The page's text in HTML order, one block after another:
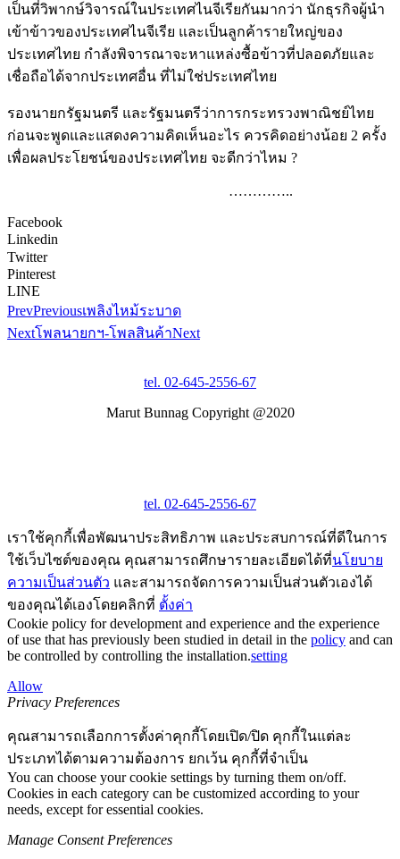
เป็นที่วิพากษ์วิจารณ์ในประเทศไนจีเรียกันมากว่า นักธุรกิจผู้นำ
เข้าข้าวของประเทศไนจีเรีย และเป็นลูกค้ารายใหญ่ของ
ประเทศไทย กำลังพิจารณาจะหาแหล่งซื้อข้าวที่ปลอดภัยและ
เชื่อถือได้จากประเทศอื่น ที่ไม่ใช่ประเทศไทย
รองนายกรัฐมนตรี และรัฐมนตรีว่าการกระทรวงพาณิชย์ไทย
ก่อนจะพูดและแสดงความคิดเห็นอะไร ควรคิดอย่างน้อย 2 ครั้ง
เพื่อผลประโยชน์ของประเทศไทย จะดีกว่าไหม ?
…………..
Facebook
Linkedin
Twitter
Pinterest
LINE
PrevPreviousเพลิงไหม้ระบาด
Nextโพลนายกฯ-โพลสินค้าNext
tel. 02-645-2556-67
Marut Bunnag Copyright @2020
tel. 02-645-2556-67
เราใช้คุกกี้เพื่อพัฒนาประสิทธิภาพ และประสบการณ์ที่ดีในการ
ใช้เว็บไซต์ของคุณ คุณสามารถศึกษารายละเอียดได้ที่นโยบาย
ความเป็นส่วนตัว และสามารถจัดการความเป็นส่วนตัวเองได้
ของคุณได้เองโดยคลิกที่ ตั้งค่า
Cookie policy for development and experience and the experience
of use that has previously been studied in detail in the policy and can
be controlled by controlling the installation.setting
Allow
Privacy Preferences
คุณสามารถเลือกการตั้งค่าคุกกี้โดยเปิด/ปิด คุกกี้ในแต่ละ
ประเภทได้ตามความต้องการ ยกเว้น คุกกี้ที่จำเป็น
You can choose your cookie settings by turning them on/off.
Cookies in each category can be customized according to your
needs, except for essential cookies.
Manage Consent Preferences